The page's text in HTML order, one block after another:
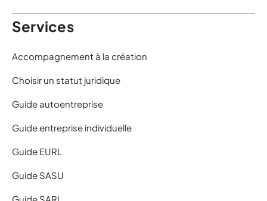
Services
Accompagnement à la création
Choisir un statut juridique
Guide autoentreprise
Guide entreprise individuelle
Guide EURL
Guide SASU